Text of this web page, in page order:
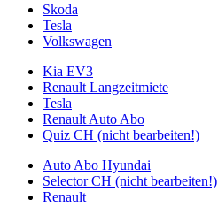
Skoda
Tesla
Volkswagen
Kia EV3
Renault Langzeitmiete
Tesla
Renault Auto Abo
Quiz CH (nicht bearbeiten!)
Auto Abo Hyundai
Selector CH (nicht bearbeiten!)
Renault